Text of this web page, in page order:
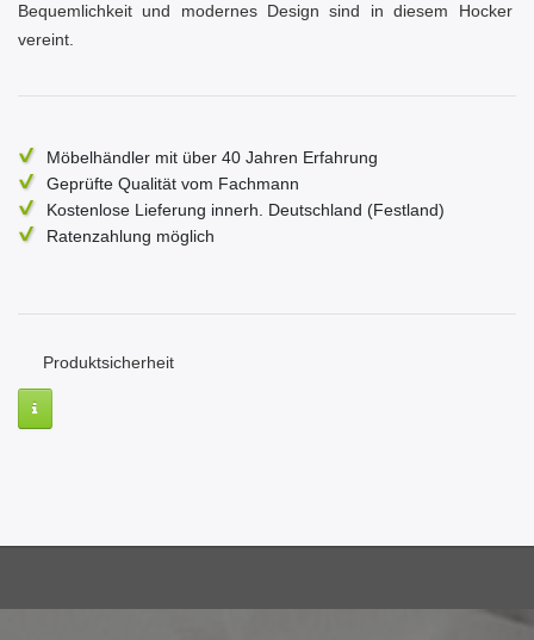
Bequemlichkeit und modernes Design sind in diesem Hocker
vereint.
Möbelhändler mit über 40 Jahren Erfahrung
Geprüfte Qualität vom Fachmann
Kostenlose Lieferung innerh. Deutschland (Festland)
Ratenzahlung möglich
Produktsicherheit